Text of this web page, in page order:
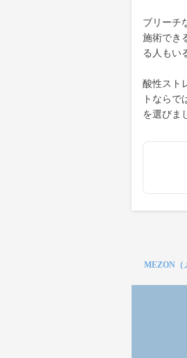
ブリーチ
施術でき
る人もい
酸性スト
トなら
を選びま
MEZON（